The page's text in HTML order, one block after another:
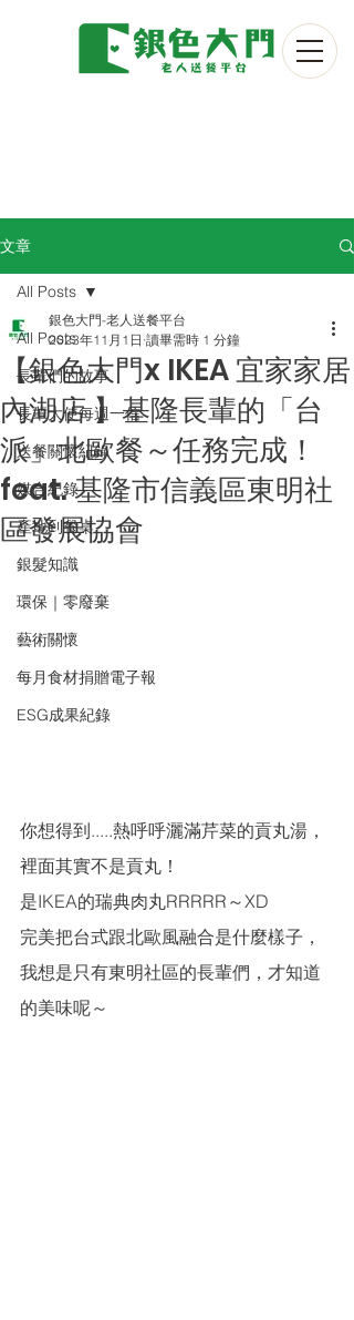
文章
All Posts
長輩們的故事
長輩大使每週一信
送餐關懷紀錄
媒合紀錄
產地到餐桌
銀髮知識
環保｜零廢棄
藝術關懷
每月食材捐贈電子報
ESG成果紀錄
All Posts
【銀色大門x IKEA 宜家家居
內湖店 】基隆長輩的「台
派」北歐餐～任務完成！
feat. 基隆市信義區東明社
區發展協會
銀色大門-老人送餐平台
2023年11月1日 讀畢需時 1 分鐘
你想得到.....熱呼呼灑滿芹菜的貢丸湯，
裡面其實不是貢丸！
是IKEA的瑞典肉丸RRRRR～XD
完美把台式跟北歐風融合是什麼樣子，
我想是只有東明社區的長輩們，才知道
的美味呢～